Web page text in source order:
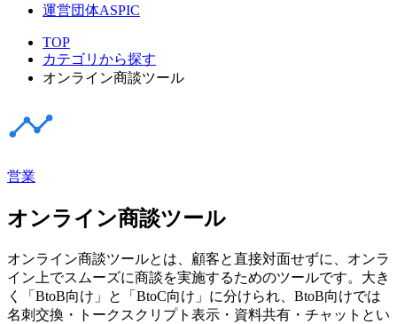
運営団体ASPIC
TOP
カテゴリから探す
オンライン商談ツール
営業
オンライン商談ツール
オンライン商談ツールとは、顧客と直接対面せずに、オンラ
イン上でスムーズに商談を実施するためのツールです。大き
く「BtoB向け」と「BtoC向け」に分けられ、BtoB向けでは
名刺交換・トークスクリプト表示・資料共有・チャットとい